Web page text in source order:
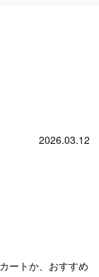
2026.03.12
ートか、おすすめ